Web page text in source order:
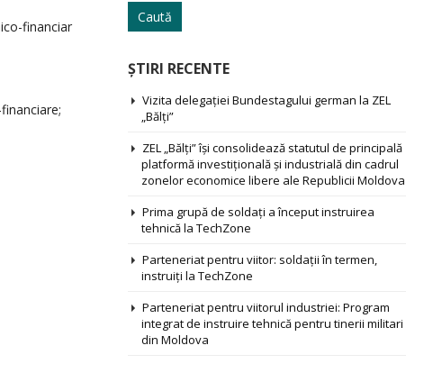
financiar
ŞTIRI RECENTE
Vizita delegației Bundestagului german la ZEL
„Bălți”
ZEL „Bălți” își consolidează statutul de principală
platformă investițională și industrială din cadrul
zonelor economice libere ale Republicii Moldova
Prima grupă de soldați a început instruirea
tehnică la TechZone
Parteneriat pentru viitor: soldații în termen,
instruiți la TechZone
Parteneriat pentru viitorul industriei: Program
integrat de instruire tehnică pentru tinerii militari
din Moldova